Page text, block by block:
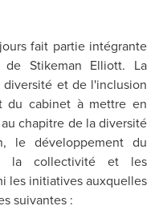
fait partie intégrante
Stikeman Elliott. La
et de l'inclusion
du cabinet à mettre en
chapitre de la diversité
le développement du
la collectivité et les
les initiatives auxquelles
suivantes :